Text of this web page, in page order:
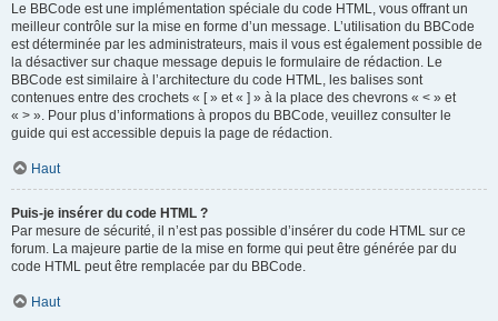
Le BBCode est une implémentation spéciale du code HTML, vous offrant un
meilleur contrôle sur la mise en forme d’un message. L’utilisation du BBCode
est déterminée par les administrateurs, mais il vous est également possible de
la désactiver sur chaque message depuis le formulaire de rédaction. Le
BBCode est similaire à l’architecture du code HTML, les balises sont
contenues entre des crochets « [ » et « ] » à la place des chevrons « < » et
« > ». Pour plus d’informations à propos du BBCode, veuillez consulter le
guide qui est accessible depuis la page de rédaction.
Haut
Puis-je insérer du code HTML ?
Par mesure de sécurité, il n’est pas possible d’insérer du code HTML sur ce
forum. La majeure partie de la mise en forme qui peut être générée par du
code HTML peut être remplacée par du BBCode.
Haut